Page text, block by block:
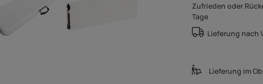
Zufrieden oder
Tage
Lieferung nach
Lieferung im